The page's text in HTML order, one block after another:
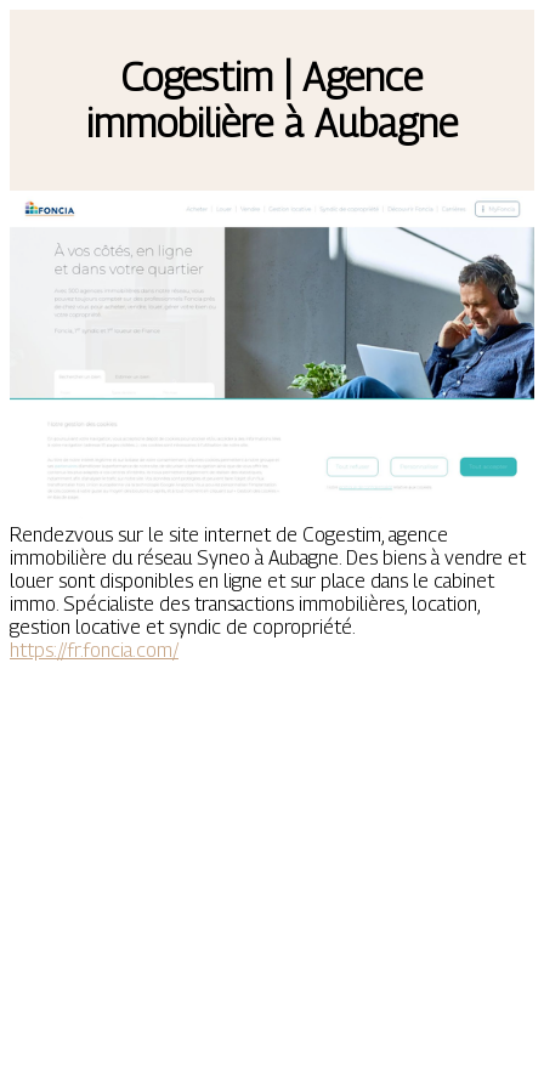
Cogestim | Agence
immobilière à Aubagne
Rendezvous sur le site internet de Cogestim, agence
immobilière du réseau Syneo à Aubagne. Des biens à vendre et
louer sont disponibles en ligne et sur place dans le cabinet
immo. Spécialiste des transactions immobilières, location,
gestion locative et syndic de copropriété.
https://fr.foncia.com/